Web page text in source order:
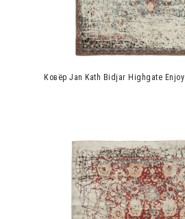
Ковёр Jan Kath Bidjar Highgate Enjoy